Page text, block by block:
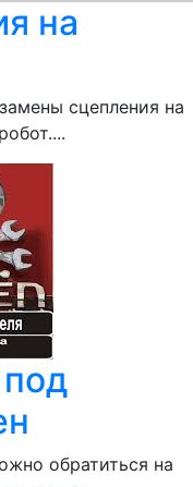
на
сцепления на
обратиться на